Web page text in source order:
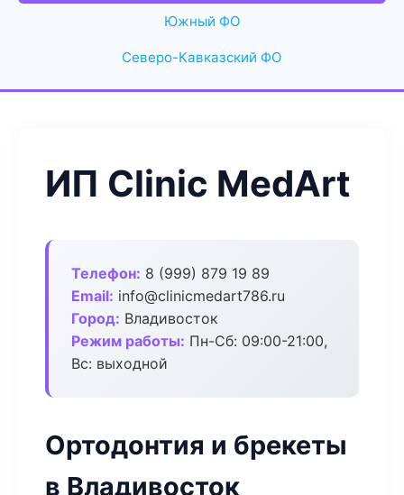
Южный ФО
Северо-Кавказский ФО
ИП Clinic MedArt
Телефон: 8 (999) 879 19 89
Email: info@clinicmedart786.ru
Город: Владивосток
Режим работы: Пн-Сб: 09:00-21:00,
Вс: выходной
Ортодонтия и брекеты
в Владивосток